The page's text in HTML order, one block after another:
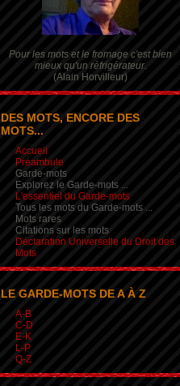
Pour les mots et le fromage c'est bien
mieux qu'un réfrigérateur.
(Alain Horvilleur)
DES MOTS, ENCORE DES
MOTS...
Accueil
Préambule
Garde-mots
Explorez le Garde-mots ...
L'essentiel du Garde-mots
Tous les mots du Garde-mots ...
Mots rares
Citations sur les mots
Déclaration Universelle du Droit des
Mots
LE GARDE-MOTS DE A À Z
A-B
C-D
E-K
L-P
Q-Z